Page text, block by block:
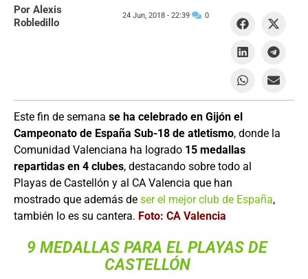
Este fin de semana se ha celebrado en Gijón el
Campeonato de España Sub-18 de atletismo, donde la
Comunidad Valenciana ha logrado 15 medallas
repartidas en 4 clubes, destacando sobre todo al
Playas de Castellón y al CA Valencia que han
mostrado que además de ser el mejor club de España,
también lo es su cantera. Foto: CA Valencia
9 MEDALLAS PARA EL PLAYAS DE
CASTELLÓN
Por Alexis
Robledillo
24 Jun, 2018 - 22:39 0